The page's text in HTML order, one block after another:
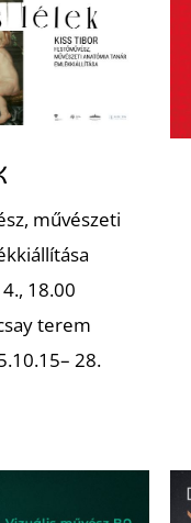
művészeti
18.00
terem
28.